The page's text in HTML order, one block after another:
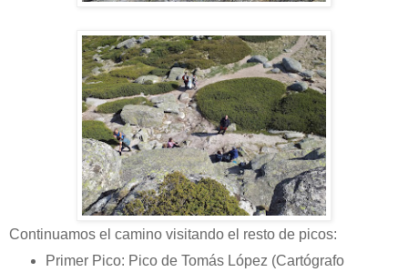
Continuamos el camino visitando el resto de picos:
Primer Pico: Pico de Tomás López (Cartógrafo